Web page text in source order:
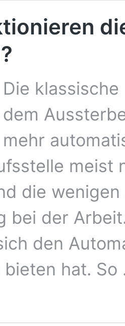
Die
dem
mehr
meist
die
bei der
den
bieten hat.